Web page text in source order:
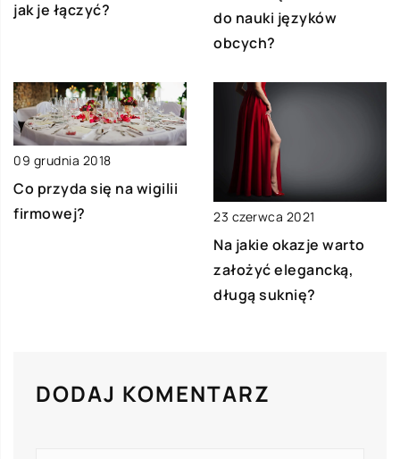
jak je łączyć?
do nauki języków
obcych?
09 grudnia 2018
Co przyda się na wigilii
firmowej?
23 czerwca 2021
Na jakie okazje warto
założyć elegancką,
długą suknię?
DODAJ KOMENTARZ